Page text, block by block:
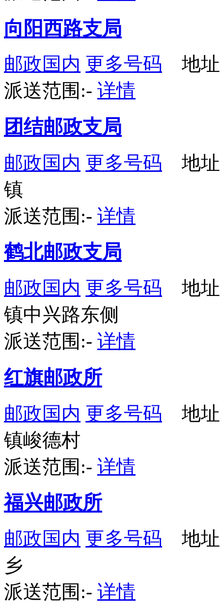
向阳西路支局
邮政国内 更多号码 地址
派送范围:- 详情
团结邮政支局
邮政国内 更多号码 地址
镇
派送范围:- 详情
鹤北邮政支局
邮政国内 更多号码 地址
镇中兴路东侧
派送范围:- 详情
红旗邮政所
邮政国内 更多号码 地址
镇峻德村
派送范围:- 详情
福兴邮政所
邮政国内 更多号码 地址
乡
派送范围:- 详情